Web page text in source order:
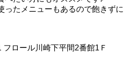
ったメニューもあるので飽きずに
フロール川崎下平間2番館1Ｆ